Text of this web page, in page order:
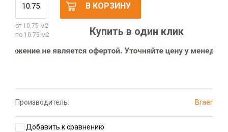
от 10.75 м2
по 10.75 м2
В КОРЗИНУ
Купить в один клик
Производитель: Braer
Добавить к сравнению